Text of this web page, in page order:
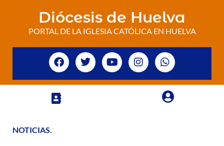
Diócesis de Huelva
PORTAL DE LA IGLESIA CATÓLICA EN HUELVA
NOTICIAS.